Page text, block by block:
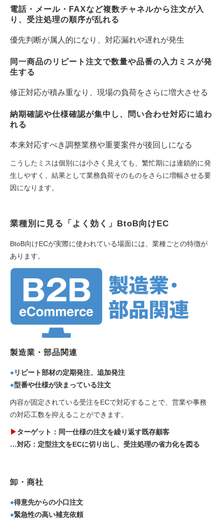
電話・メール・FAXなど複数チャネルから注文が入
り、受注処理の順序が乱れる
優先判断が属人的になり、対応漏れや遅れが発生
同一商品のリピート注文で数量や品番の入力ミスが発
生する
修正対応が積み重なり、現場の負荷をさらに増大させる
納期確認や仕様確認が集中し、問い合わせ対応に追わ
れる
本来対応すべき調整業務や重要案件が後回しになる
こうしたミスは個別には小さく見えても、繁忙期には連鎖的に発
生しやすく、結果として業務負荷そのものをさらに増幅させる要
因になります。
業種別に見る「よく効く」BtoB向けEC
BtoB向けECが実際に使われている場面には、業種ごとの特徴が
あります。
製造業・部品関連
●リピート部材の定期発注、追加発注
●型番や仕様が決まっている注文
内容が固定されている受注をECで対応することで、営業や事務
の対応工数を抑えることができます。
▶ターゲット：同一仕様の注文を繰り返す既存顧客
…対応：定型注文をECに切り出し、受注処理の省力化を図る
卸・商社
●得意先からの小口注文
●緊急性の高い補充依頼